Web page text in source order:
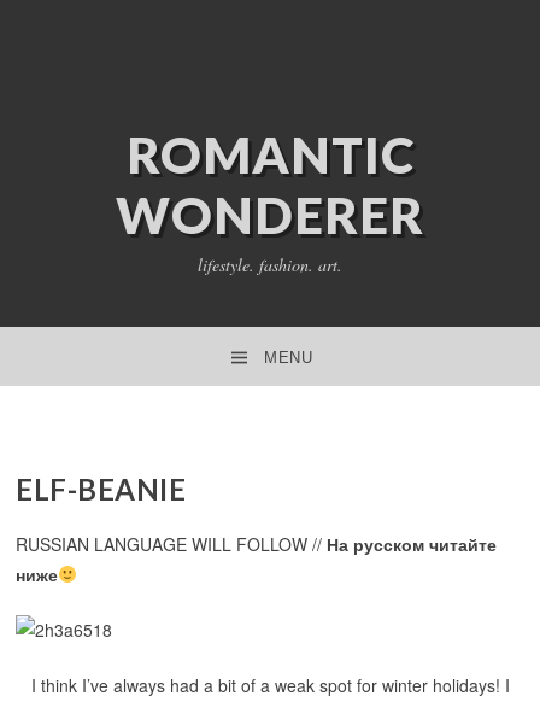
ROMANTIC
WONDERER
lifestyle. fashion. art.
MENU
ELF-BEANIE
RUSSIAN LANGUAGE WILL FOLLOW // На русском читайте
ниже
I think I’ve always had a bit of a weak spot for winter holidays! I